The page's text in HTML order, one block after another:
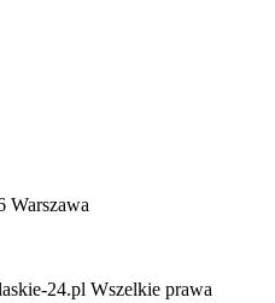
Warszawa
24.pl Wszelkie prawa